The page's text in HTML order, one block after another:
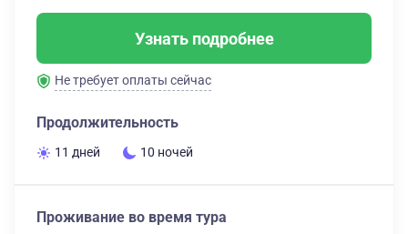
Узнать подробнее
Не требует оплаты сейчас
Продолжительность
11 дней 10 ночей
Проживание во время тура